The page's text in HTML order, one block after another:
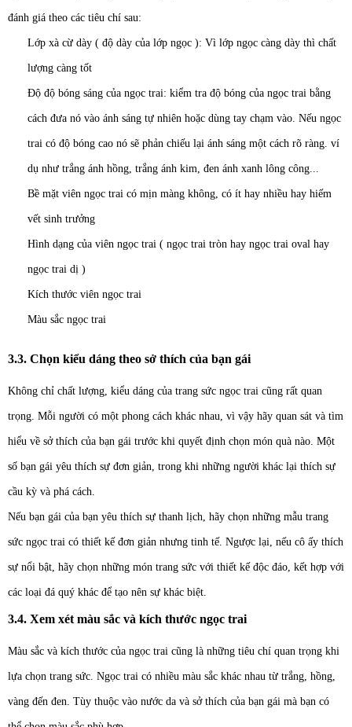
đánh giá theo các tiêu chí sau:
Lớp xà cừ dày ( độ dày của lớp ngọc ): Vì lớp ngọc càng dày thì chất
lượng càng tốt
Độ độ bóng sáng của ngọc trai: kiểm tra độ bóng của ngọc trai bằng
cách đưa nó vào ánh sáng tự nhiên hoặc dùng tay chạm vào. Nếu ngọc
trai có độ bóng cao nó sẽ phản chiếu lại ánh sáng một cách rõ ràng. ví
dụ như trắng ánh hồng, trắng ánh kim, đen ánh xanh lông công...
Bề mặt viên ngọc trai có mịn màng không, có ít hay nhiều hay hiếm
vết sinh trưởng
Hình dạng của viên ngọc trai ( ngọc trai tròn hay ngọc trai oval hay
ngọc trai dị )
Kích thước viên ngọc trai
Màu sắc ngọc trai
3.3. Chọn kiểu dáng theo sở thích của bạn gái
Không chỉ chất lượng, kiểu dáng của trang sức ngọc trai cũng rất quan
trọng. Mỗi người có một phong cách khác nhau, vì vậy hãy quan sát và tìm
hiểu về sở thích của bạn gái trước khi quyết định chọn món quà nào. Một
số bạn gái yêu thích sự đơn giản, trong khi những người khác lại thích sự
cầu kỳ và phá cách.
Nếu bạn gái của bạn yêu thích sự thanh lịch, hãy chọn những mẫu trang
sức ngọc trai có thiết kế đơn giản nhưng tinh tế. Ngược lại, nếu cô ấy thích
sự nổi bật, hãy chọn những món trang sức với thiết kế độc đáo, kết hợp với
các loại đá quý khác để tạo nên sự khác biệt.
3.4. Xem xét màu sắc và kích thước ngọc trai
Màu sắc và kích thước của ngọc trai cũng là những tiêu chí quan trọng khi
lựa chọn trang sức. Ngọc trai có nhiều màu sắc khác nhau từ trắng, hồng,
vàng đến đen. Tùy thuộc vào nước da và sở thích của bạn gái mà bạn có